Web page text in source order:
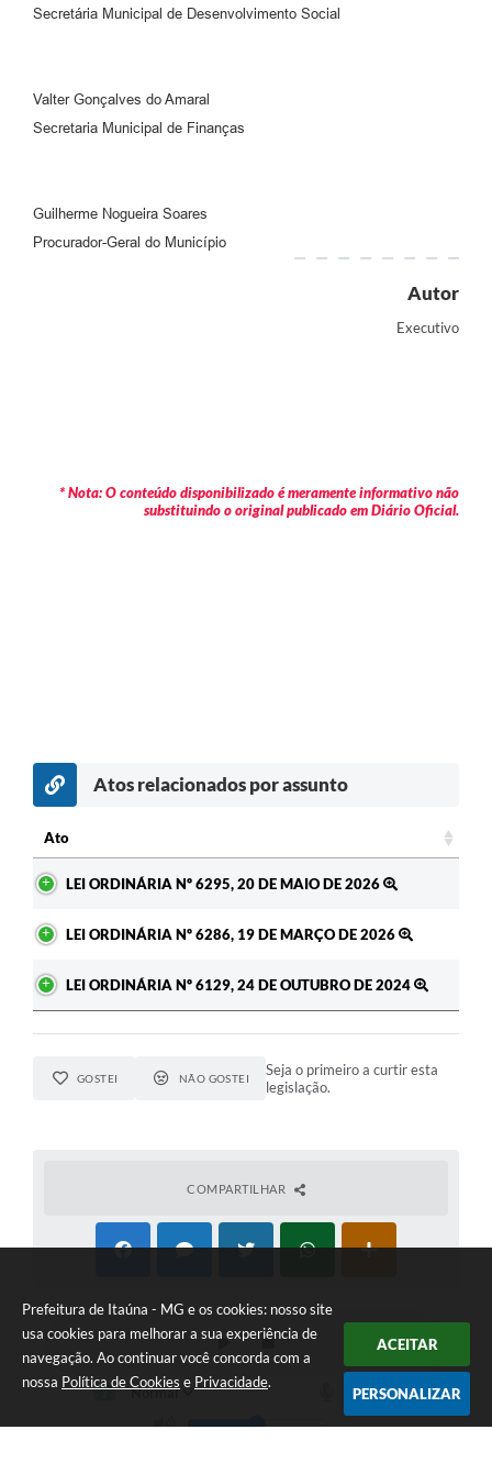
Prefeitura de Itaúna - MG e os cookies: nosso site
usa cookies para melhorar a sua experiência de
navegação. Ao continuar você concorda com a
nossa Política de Cookies e Privacidade.
ACEITAR
PERSONALIZAR
Secretária Municipal de Desenvolvimento Social
Valter Gonçalves do Amaral
Secretaria Municipal de Finanças
Guilherme Nogueira Soares
Procurador-Geral do Município
Autor
Executivo
* Nota: O conteúdo disponibilizado é meramente informativo não
substituindo o original publicado em Diário Oficial.
Atos relacionados por assunto
Ato
LEI ORDINÁRIA Nº 6295, 20 DE MAIO DE 2026
LEI ORDINÁRIA Nº 6286, 19 DE MARÇO DE 2026
LEI ORDINÁRIA Nº 6129, 24 DE OUTUBRO DE 2024
GOSTEI NÃO GOSTEI
Seja o primeiro a curtir esta
legislação.
COMPARTILHAR